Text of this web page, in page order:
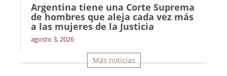
Argentina tiene una Corte Suprema
de hombres que aleja cada vez más
a las mujeres de la Justicia
agosto 3, 2026
Más noticias